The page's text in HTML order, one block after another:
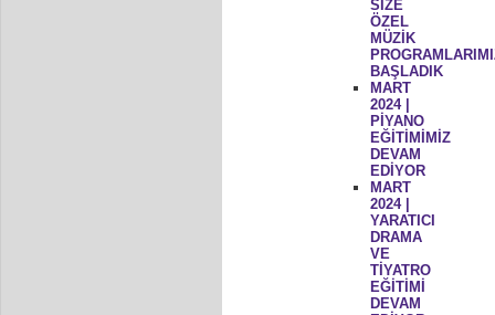
SİZE
ÖZEL
MÜZİK
BAŞLADIK
MART
2024 |
PİYANO
EĞİTİMİMİZ
DEVAM
EDİYOR
MART
2024 |
YARATICI
DRAMA
VE
TİYATRO
EĞİTİMİ
DEVAM